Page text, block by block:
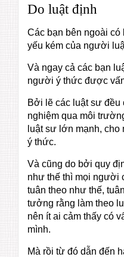
Do luật định
Các bạn bên ngoài có
yếu kém của người
Và ngay cả các bạn
người ý thức được
Bởi lẽ các luật sư
nghiệm qua môi
luật sư lớn mạnh,
ý thức.
Và cũng do bởi quy
như thế thì mọi người
tuân theo như thế,
tưởng rằng làm theo
nên ít ai cảm thấy có
mình.
Mà rồi từ đó dẫn đến